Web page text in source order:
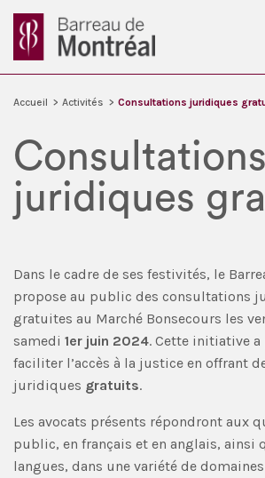
Accueil > Activités > Consultations juridiques
Consultations
juridiques
Dans le cadre de ses festivités, le
propose au public des consultations
gratuites au Marché Bonsecours les
samedi 1er juin 2024. Cette initiative
faciliter l’accès à la justice en offrant
juridiques gratuits.
Les avocats présents répondront aux
public, en français et en anglais, ainsi
langues, dans une variété de